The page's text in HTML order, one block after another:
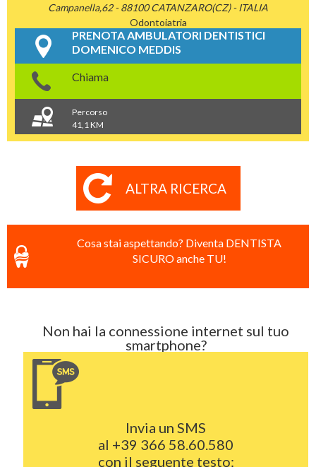
Campanella,62 - 88100 CATANZARO(CZ) - ITALIA
Odontoiatria
PRENOTA AMBULATORI DENTISTICI
DOMENICO MEDDIS
Chiama
Percorso
41,1 KM
ALTRA RICERCA
Cosa stai aspettando? Diventa DENTISTA
SICURO anche TU!
Non hai la connessione internet sul tuo
smartphone?
Invia un SMS
al +39 366 58.60.580
con il seguente testo: